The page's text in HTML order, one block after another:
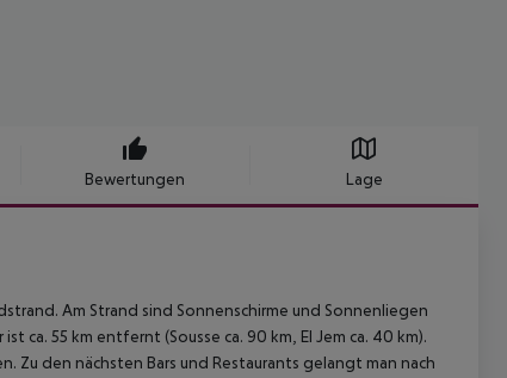
Bewertungen Lage
Am Strand sind Sonnenschirme und Sonnenliegen
ca. 55 km entfernt (Sousse ca. 90 km, El Jem ca. 40 km).
Zu den nächsten Bars und Restaurants gelangt man nach